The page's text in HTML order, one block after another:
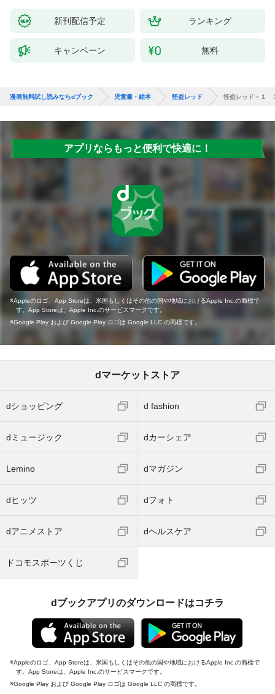
新刊配信予定 ランキング
キャンペーン 無料
漫画無料試し読みならdブック 児童書・絵本 怪盗レッド 怪盗レッド－１
アプリならもっと便利で快適に！
Appleのロゴ、App Storeは、米国もしくはその他の国や地域におけるApple Inc.の商標で
す。App Storeは、Apple Inc.のサービスマークです。
Google Play および Google Play ロゴは Google LLC の商標です。
dマーケットストア
dショッピング d fashion
dミュージック dカーシェア
Lemino dマガジン
dヒッツ dフォト
dアニメストア dヘルスケア
ドコモスポーツくじ
dブックアプリのダウンロードはコチラ
Appleのロゴ、App Storeは、米国もしくはその他の国や地域におけるApple Inc.の商標で
す。App Storeは、Apple Inc.のサービスマークです。
Google Play および Google Play ロゴは Google LLC の商標です。